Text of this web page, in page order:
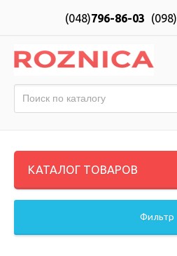
(048)796-86-03 (098)
КАТАЛОГ ТОВАРОВ
Фильтр